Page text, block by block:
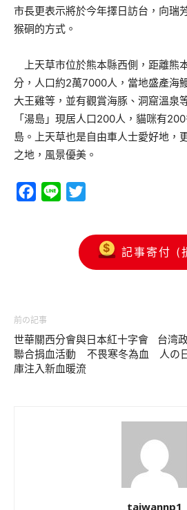
市長更表示將於今年擇日訪台，向瑞
猴硐的方式。
上天草市位於熊本縣西側，距離熊
分，人口約2萬7000人，當地盛產海
大王雞等，並有觀賞海豚、洞窟溫泉
「湯島」現居人口200人，貓咪有
島。上天草也是自由車人士愛好地，
之地，風景優美。
Facebook
Line
記事寄付 (
前の記事
世華關西分會與日本紅十字會
聯合捐血活動 不畏寒冬為血
庫注入新血暖流
台湾
人の
taiwannp1